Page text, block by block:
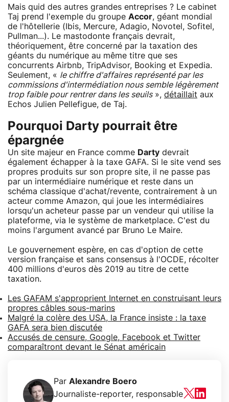
Mais quid des autres grandes entreprises ? Le cabinet
Taj prend l'exemple du groupe Accor, géant mondial
de l'hôtellerie (Ibis, Mercure, Adagio, Novotel, Sofitel,
Pullman...). Le mastodonte français devrait,
théoriquement, être concerné par la taxation des
géants du numérique au même titre que ses
concurrents Airbnb, TripAdvisor, Booking et Expedia.
Seulement, « le chiffre d'affaires représenté par les
commissions d'intermédiation nous semble légèrement
trop faible pour rentrer dans les seuils», détaillait aux
Echos Julien Pellefigue, de Taj.
Pourquoi Darty pourrait être
épargnée
Un site majeur en France comme Darty devrait
également échapper à la taxe GAFA. Si le site vend ses
propres produits sur son propre site, il ne passe pas
par un intermédiaire numérique et reste dans un
schéma classique d'achat/revente, contrairement à un
acteur comme Amazon, qui joue les intermédiaires
lorsqu'un acheteur passe par un vendeur qui utilise la
plateforme, via le système de marketplace. C'est du
moins l'argument avancé par Bruno Le Maire.
Le gouvernement espère, en cas d'option de cette
version française et sans consensus à l'OCDE, récolter
400 millions d'euros dès 2019 au titre de cette
taxation.
Les GAFAM s'approprient Internet en construisant leurs
propres câbles sous-marins
Malgré la colère des USA, la France insiste : la taxe
GAFA sera bien discutée
Accusés de censure, Google, Facebook et Twitter
comparaîtront devant le Sénat américain
Par Alexandre Boero
Journaliste-reporter, responsable